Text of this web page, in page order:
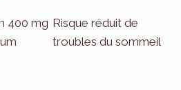
400 mg Risque réduit de
troubles du sommeil